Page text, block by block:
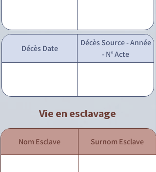
Décès Date
Décès Source - Année
- N° Acte
Vie en esclavage
Nom Esclave Surnom Esclave